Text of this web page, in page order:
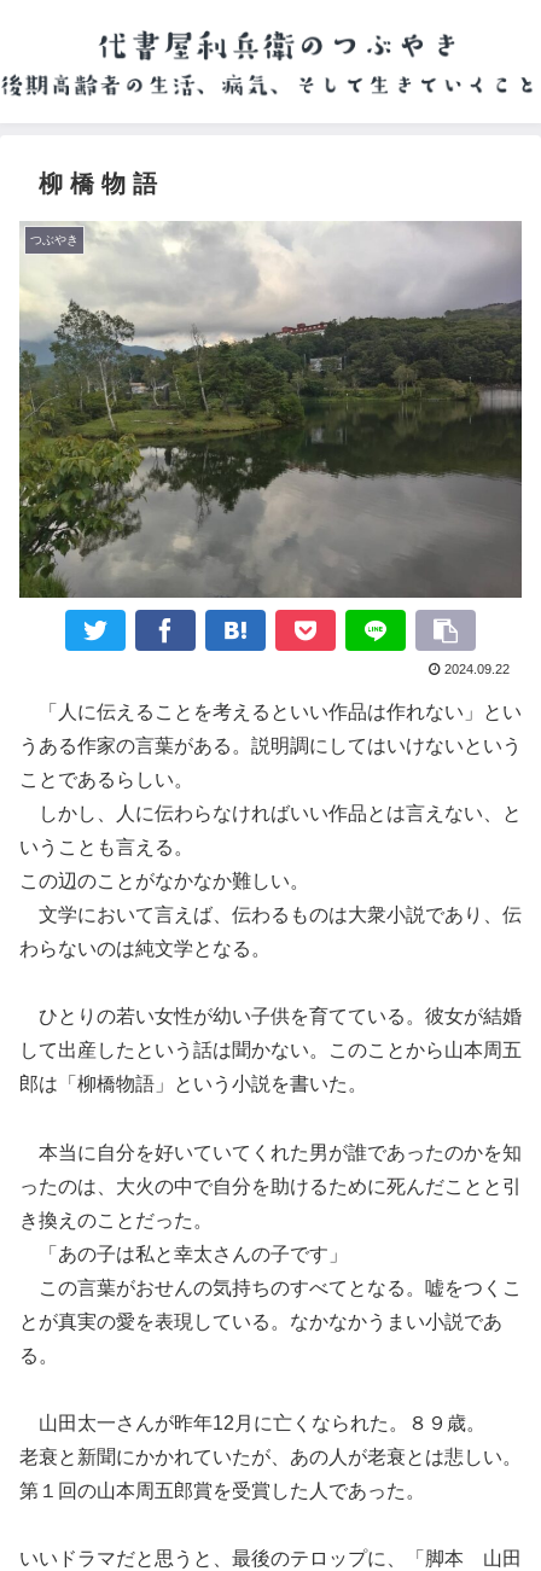
柳 橋 物 語
つぶやき
2024.09.22
「人に伝えることを考えるといい作品は作れない 」とい
うある作家の言葉がある。説明調にしてはいけないと いう
こと であるらしい。
しかし、
人に伝わらなければいい作品とは言えない 、と
いう こ とも言える。
この辺のことがなかなか難しい。
文学において言えば、 伝わるものは大衆小説であり、 伝
わらないのは純文学となる 。
ひとりの若い女性が幼い子供を育てている。 彼女が結婚
して出産した という話は聞かない。
このことから山本周五
郎は「柳橋物語」という小説を書いた。
本当に自分を好いていて くれた男が誰であったのかを知
ったのは、 大火の中で自分を助けるために死んだことと引
き換えのことだった。
「あの子は私と幸太さんの子です」
こ の言葉がおせんの気持ちのすべてとなる 。 嘘をつくこ
とが真実の愛を表現している。なかなかうまい小説であ
る。
山田太一さんが昨年12月に亡くなられた。８９歳。
老衰と新聞にかかれていたが、あの人が老衰とは悲しい。
第１回の山本周五郎賞を受賞した人であった。
いいドラマだと思うと、最後のテロップに、 「脚本
山田